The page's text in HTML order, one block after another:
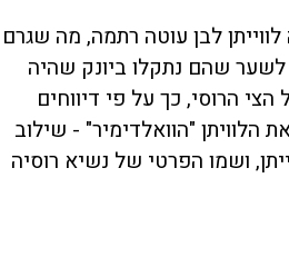
לווייתן לבן עוטה רתמה, מה שגרם
לשער שהם נתקלו ביונק שהיה
הרוסי, כך על פי דיווחים
הלוויתן "הוואלדימיר" - שילוב
ושמו הפרטי של נשיא רוסיה